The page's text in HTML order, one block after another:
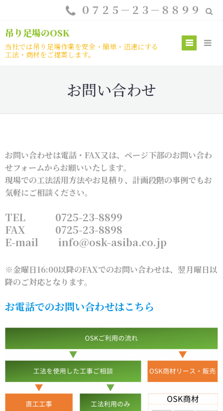
content
０７２５－２３－８８９９
吊り足場のOSK
当社では吊り足場作業を安全・簡単・迅速にする
工法・商材をご提案します。
お問い合わせ
お問い合わせは電話・FAX又は、ページ下部のお問い合わ
せフォームからお願いいたします。
現場での工法活用方法やお見積り、計画段階の事例でもお
気軽にご相談ください。
TEL 0725-23-8899
FAX 0725-23-8898
E-mail info@osk-asiba.co.jp
※金曜日16:00以降のFAXでのお問い合わせは、翌月曜日以
降のご対応となります。
お電話でのお問い合わせはこちら